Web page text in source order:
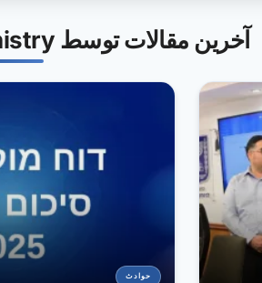
آخرین مقالات توسط National Security Ministry
حوادث